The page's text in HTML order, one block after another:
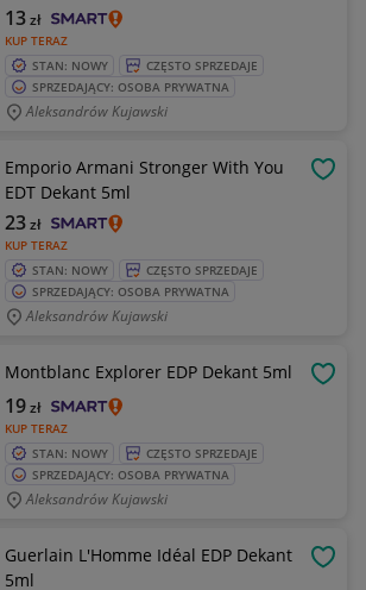
KUP TERAZ
13zł
STAN: NOWY
CZĘSTO SPRZEDAJE
SPRZEDAJĄCY: OSOBA PRYWATNA
Aleksandrów Kujawski
Emporio Armani Stronger With You
EDT Dekant 5ml
KUP TERAZ
23zł
STAN: NOWY
CZĘSTO SPRZEDAJE
SPRZEDAJĄCY: OSOBA PRYWATNA
Aleksandrów Kujawski
Montblanc Explorer EDP Dekant 5ml
KUP TERAZ
19zł
STAN: NOWY
CZĘSTO SPRZEDAJE
SPRZEDAJĄCY: OSOBA PRYWATNA
Aleksandrów Kujawski
Guerlain L'Homme Idéal EDP Dekant
5ml